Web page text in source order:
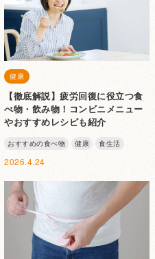
健康
【徹底解説】疲労回復に役立つ食
べ物・飲み物！コンビニメニュー
やおすすめレシピも紹介
おすすめの食べ物 健康 食生活
2026.4.24